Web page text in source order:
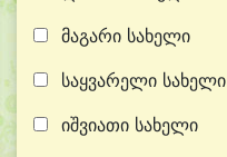
მაგარი სახელი
საყვარელი სახელი
იშვიათი სახელი